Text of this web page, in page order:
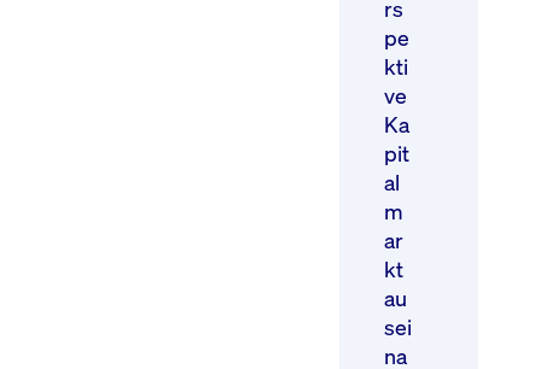
rs
pe
kti
ve
Ka
pit
al
m
ar
kt
au
sei
na